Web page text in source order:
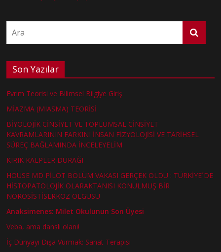
Son Yazılar
Evrim Teorisi ve Bilimsel Bilgiye Giriş
MİAZMA (MIASMA) TEORİSİ
BİYOLOJİK CİNSİYET VE TOPLUMSAL CİNSİYET
KAVRAMLARININ FARKINI İNSAN FİZYOLOJİSİ VE TARİHSEL
SÜREÇ BAĞLAMINDA İNCELEYELİM
KIRIK KALPLER DURAĞI
HOUSE MD PİLOT BÖLÜM VAKASI GERÇEK OLDU : TÜRKİYE´DE
HİSTOPATOLOJİK OLARAKTANISI KONULMUŞ BİR
NÖROSİSTİSERKOZ OLGUSU
Anaksimenes: Milet Okulunun Son Üyesi
Veba, ama danslı olanı!
İç Dünyayı Dışa Vurmak: Sanat Terapisi